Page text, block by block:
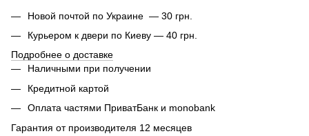
Новой почтой по Украине — 30 грн.
Курьером к двери по Киеву — 40 грн.
Подробнее о доставке
Наличными при получении
Кредитной картой
Оплата частями ПриватБанк и monobank
Гарантия от производителя 12 месяцев